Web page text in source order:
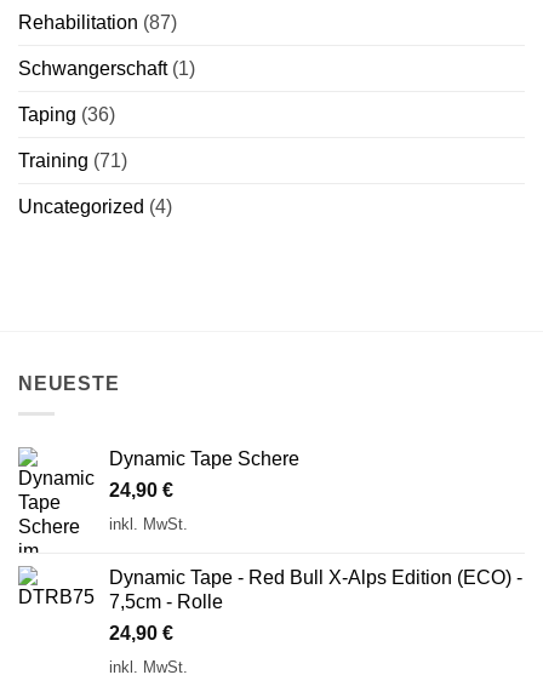
Rehabilitation (87)
Schwangerschaft(1)
Taping (36)
Training (71)
Uncategorized (4)
NEUESTE
Dynamic Tape Schere
24,90 €
inkl. MwSt.
Dynamic Tape - Red Bull X-Alps Edition (ECO) -
7,5cm - Rolle
24,90 €
inkl. MwSt.